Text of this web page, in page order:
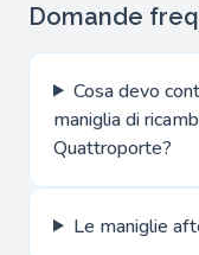
Domande
Cosa devo
maniglia di
Quattroporte?
Le maniglie